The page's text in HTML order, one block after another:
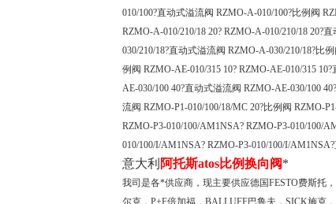
010/100?直动式溢流阀 RZMO-A-010/100?比例阀
RZMO-A-010/210/18 20? RZMO-A-010/210/18 20?
030/210/18?直动式溢流阀 RZMO-A-030/210/18?比
例阀 RZMO-AE-010/315 10? RZMO-AE-010/315
AE-030/100 40?直动式溢流阀 RZMO-AE-030/100
流阀 RZMO-P1-010/100/18/MC 20?比例阀 RZMO-
RZMO-P3-010/100/AM1NSA? RZMO-P3-010/100/
010/100/I/AM1NSA? RZMO-P3-010/100/I/
意大利 阿托斯atos比例换向阀*
我司是各*供应商，现主要供应德国FESTO费斯托
尔克，P+F倍加福，BALLUFF巴鲁夫，SICK施克